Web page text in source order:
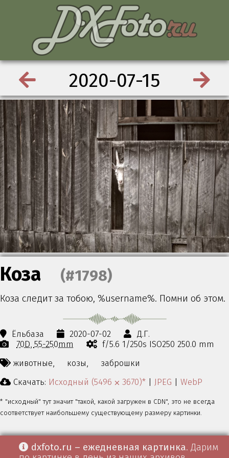
2020-07-15
Коза (#1798)
Коза следит за тобою, %username%. Помни об этом.
Ёльбаза 2020-07-02
Д.Г.
70D 55-250mm
f/5.6 1/250s ISO250 250.0 mm
животные,
козы,
заброшки
Скачать: Исходный (5496 ⨉ 3670)* | JPEG | WebP
* "исходный" тут значит "такой, какой загружен в CDN", это не всегда
соответствует наибольшему существующему размеру картинки.
dxfoto.ru – ежедневная картинка. Дарим